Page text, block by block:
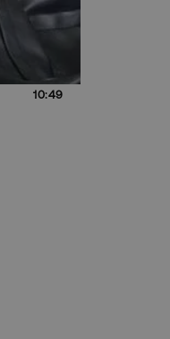
10:49